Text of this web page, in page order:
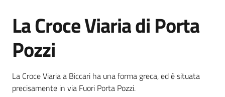
La Croce Viaria di Porta
Pozzi
Dettagli del luogo
La Croce Viaria a Biccari ha una forma greca, ed è situata
precisamente in via Fuori Porta Pozzi.